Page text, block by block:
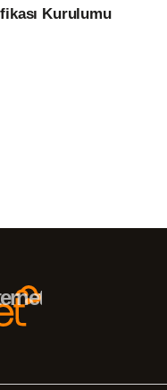
Kurulumu
Hizmetleri –